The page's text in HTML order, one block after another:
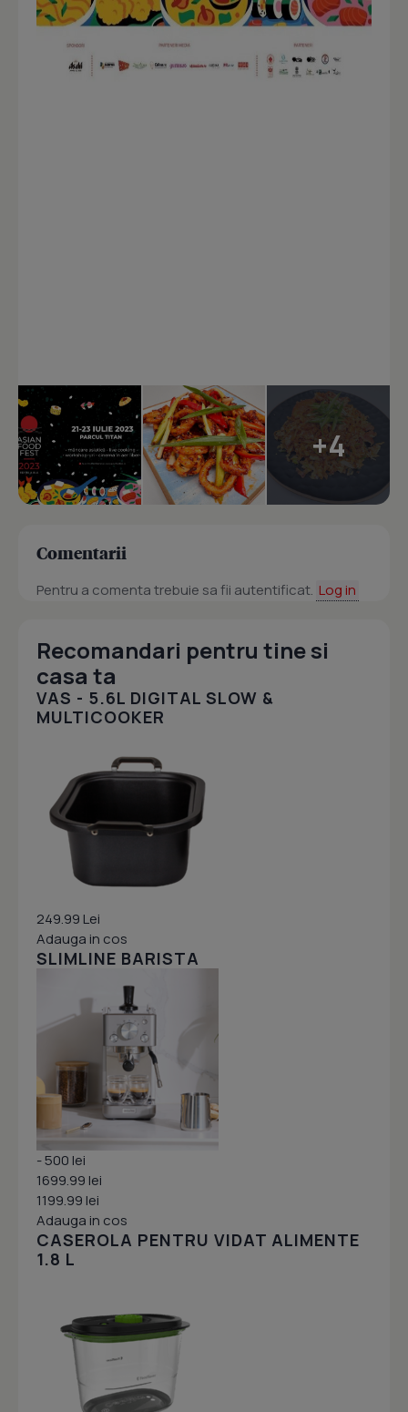
+4
Comentarii
Pentru a comenta trebuie sa fii autentificat. Log in
Recomandari pentru tine si
casa ta
VAS - 5.6L DIGITAL SLOW &
MULTICOOKER
249.99 Lei
Adauga in cos
SLIMLINE BARISTA
- 500 lei
1699.99 lei
1199.99 lei
Adauga in cos
CASEROLA PENTRU VIDAT ALIMENTE
1.8 L